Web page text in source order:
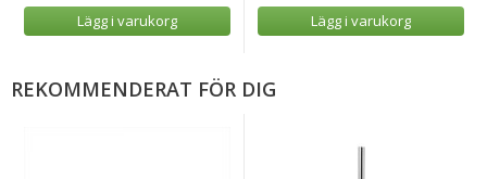
Lägg i varukorg Lägg i varukorg
REKOMMENDERAT FÖR DIG